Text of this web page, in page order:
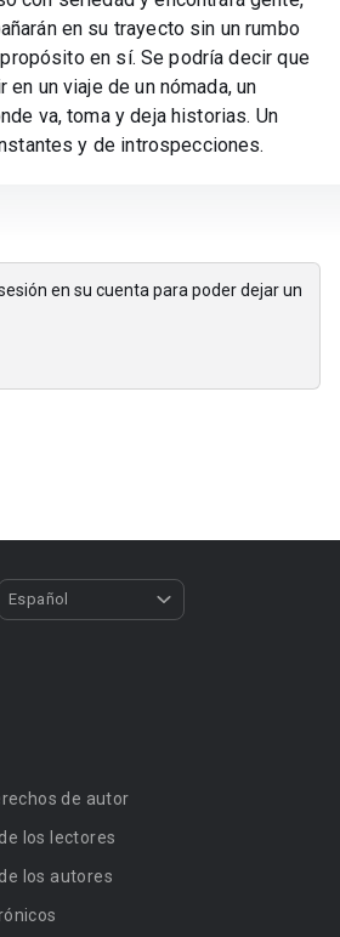
en su trayecto sin un rumbo
en sí. Se podría decir que
un viaje de un nómada, un
va, toma y deja historias. Un
y de introspecciones.
en su cuenta para poder dejar un
Español
de autor
los lectores
los autores